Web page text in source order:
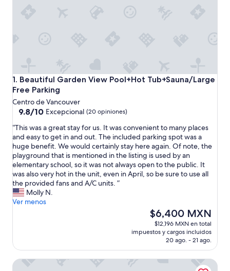
1. Beautiful Garden View Pool+Hot Tub+Sauna/Large
Free Parking
Beautiful Garden View Pool+Hot Tub+Sauna/Large Free
Centro de Vancouver
9.8
10,
Excepcional,
(20
opiniones)
9.8/10 Excepcional (20 opiniones)
“
T
h
i
s
w
a
s
a
t
t
“This was a great stay for us. It was convenient to many places
and easy to get in and out. The included parking spot was a
huge benefit. We would certainly stay here again. Of note, the
playground that is mentioned in the listing is used by an
elementary school, so it was not always open to the public. It
was also very hot in the unit, even in April, so be sure to use all
the provided fans and A/C units. ”
Molly N.
Ver menos
El
precio
actual
de
$6,400 MXN
$6,400 MXN
$12,196 MXN en total
impuestos y cargos incluidos
20 ago. - 21 ago.
5 min Walk to BC Place/FIFA 2026/ 270° Rare Found